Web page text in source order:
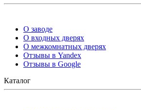
О заводе
О входных дверях
О межкомнатных дверях
Отзывы в Yandex
Отзывы в Google
Каталог